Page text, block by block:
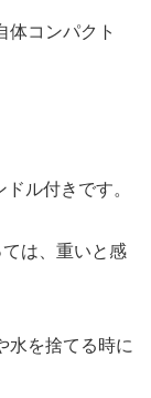
体コンパクト
ル付きです。
は、重いと感
水を捨てる時に